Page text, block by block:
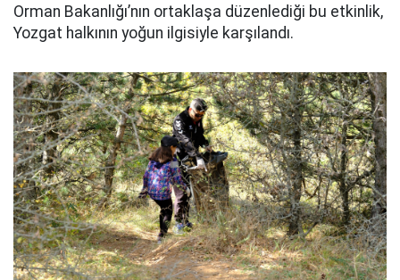
Orman Bakanlığı’nın ortaklaşa düzenlediği bu etkinlik,
Yozgat halkının yoğun ilgisiyle karşılandı.